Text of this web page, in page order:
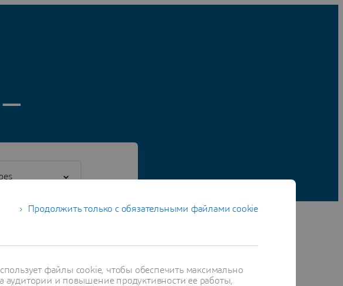
—
о
Продолжить только с обязательными файлами cookie
файлы cookie, чтобы обеспечить максимально
и повышение продуктивности ее работы,